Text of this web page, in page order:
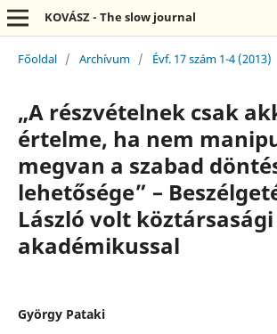
KOVÁSZ - The slow journal
Főoldal / Archívum / Évf. 17 szám 1-4 (2013)
„A részvételnek csak
értelme, ha nem
megvan a szabad
lehetősége” –
László volt
akadémikussal
György Pataki